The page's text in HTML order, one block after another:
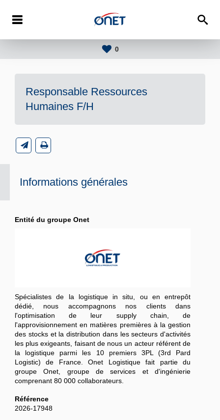
0
Responsable Ressources
Humaines F/H
Informations générales
Entité du groupe Onet
Spécialistes de la logistique in situ, ou en entrepôt
dédié, nous accompagnons nos clients dans
l'optimisation de leur supply chain, de
l'approvisionnement en matières premières à la gestion
des stocks et la distribution dans les secteurs d'activités
les plus exigeants, faisant de nous un acteur référent de
la logistique parmi les 10 premiers 3PL (3rd Pard
Logistic) de France. Onet Logistique fait partie du
groupe Onet, groupe de services et d'ingénierie
comprenant 80 000 collaborateurs.
Référence
2026-17948